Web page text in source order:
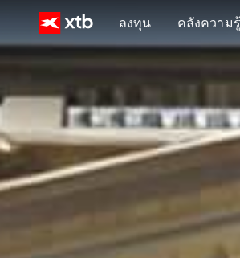
ลงทุน คลังความรู้